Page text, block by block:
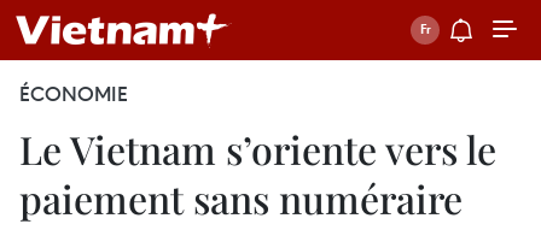
ÉCONOMIE
Le Vietnam s’oriente vers le
paiement sans numéraire